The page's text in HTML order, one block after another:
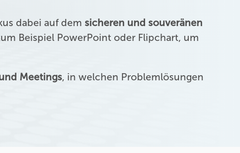
dabei auf demsicheren und souveränen
Beispiel PowerPoint oder Flipchart, um
Meetings, in welchen Problemlösungen